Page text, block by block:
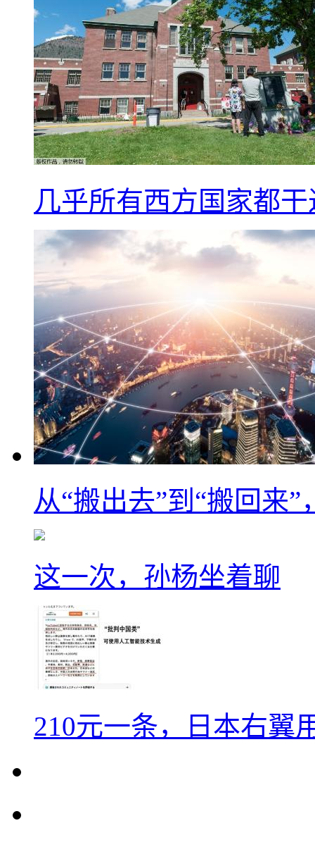
几乎所有西方国家都
从“搬出去”到“搬回来
这一次，孙杨坐着聊
210元一条，日本右翼